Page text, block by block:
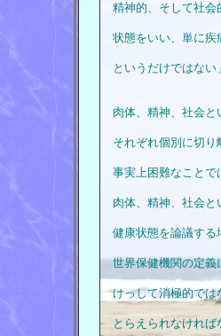
精神的、そして社会
状態をいい、単に疾
というだけではな
肉体、精神、社会と
それぞれ個別に切り
事実上困難なことで
肉体、精神、社会と
健康状態を論議する
世界保健機関の定義
けっして消極的では
とらえられなければ